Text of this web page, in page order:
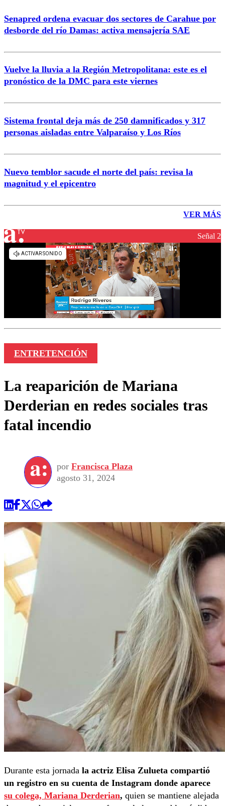
Senapred ordena evacuar dos sectores de Carahue por
desborde del río Damas: activa mensajería SAE
Vuelve la lluvia a la Región Metropolitana: este es el
pronóstico de la DMC para este viernes
Sistema frontal deja más de 250 damnificados y 317
personas aisladas entre Valparaíso y Los Ríos
Nuevo temblor sacude el norte del país: revisa la
magnitud y el epicentro
VER MÁS
Señal 2
ENTRETENCIÓN
La reaparición de Mariana
Derderian en redes sociales tras
fatal incendio
por Francisca Plaza
agosto 31, 2024
Durante esta jornada la actriz Elisa Zulueta compartió
un registro en su cuenta de Instagram donde aparece
su colega, Mariana Derderian, quien se mantiene alejada